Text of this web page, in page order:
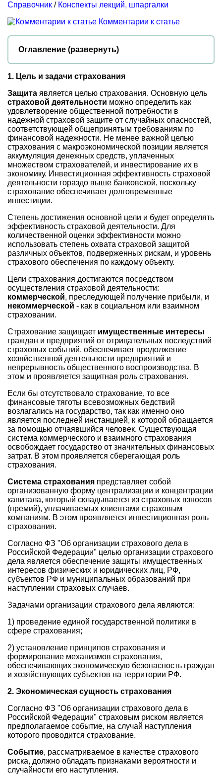
Справочник / Конспекты лекций, шпаргалки
Комментарии к статье
Оглавление (развернуть)
1. Цель и задачи страхования
Защита является целью страхования. Основную цель
страховой деятельности можно определить как
удовлетворение общественной потребности в
надежной страховой защите от случайных опасностей,
соответствующей общепринятым требованиям по
финансовой надежности. Не менее важной целью
страхования с макроэкономической позиции является
аккумуляция денежных средств, уплаченных
множеством страхователей, и инвестирование их в
экономику. Инвестиционная эффективность страховой
деятельности гораздо выше банковской, поскольку
страхование обеспечивает долговременные
инвестиции.
Степень достижения основной цели и будет определять
эффективность страховой деятельности. Для
количественной оценки эффективности можно
использовать степень охвата страховой защитой
различных объектов, подверженных рискам, и уровень
страхового обеспечения по каждому объекту.
Цели страхования достигаются посредством
осуществления страховой деятельности:
коммерческой, преследующей получение прибыли, и
некоммерческой - как в социальном или взаимном
страховании.
Страхование защищает имущественные интересы
граждан и предприятий от отрицательных последствий
страховых событий, обеспечивает продолжение
хозяйственной деятельности предприятий и
непрерывность общественного воспроизводства. В
этом и проявляется защитная роль страхования.
Если бы отсутствовало страхование, то все
финансовые тяготы всевозможных бедствий
возлагались на государство, так как именно оно
является последней инстанцией, к которой обращается
за помощью отчаявшийся человек. Существующая
система коммерческого и взаимного страхования
освобождает государство от значительных финансовых
затрат. В этом проявляется сберегающая роль
страхования.
Система страхования представляет собой
организованную форму централизации и концентрации
капитала, который складывается из страховых взносов
(премий), уплачиваемых клиентами страховым
компаниям. В этом проявляется инвестиционная роль
страхования.
Согласно ФЗ "Об организации страхового дела в
Российской Федерации" целью организации страхового
дела является обеспечение защиты имущественных
интересов физических и юридических лиц, РФ,
субъектов РФ и муниципальных образований при
наступлении страховых случаев.
Задачами организации страхового дела являются:
1) проведение единой государственной политики в
сфере страхования;
2) установление принципов страхования и
формирование механизмов страхования,
обеспечивающих экономическую безопасность граждан
и хозяйствующих субъектов на территории РФ.
2. Экономическая сущность страхования
Согласно ФЗ "Об организации страхового дела в
Российской Федерации" страховым риском является
предполагаемое событие, на случай наступления
которого проводится страхование.
Событие, рассматриваемое в качестве страхового
риска, должно обладать признаками вероятности и
случайности его наступления.